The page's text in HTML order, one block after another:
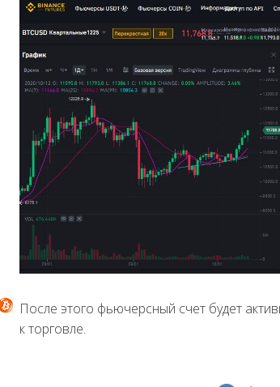
После этого фьючерсный счет будет
к торговле.